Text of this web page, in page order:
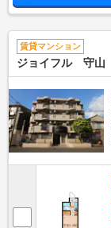
賃貸マンション
ジョイフル 守山